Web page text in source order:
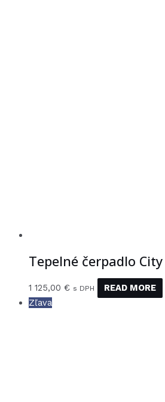
Tepelné čerpadlo
1 125,00 € s DPH
READ MORE
Zľava